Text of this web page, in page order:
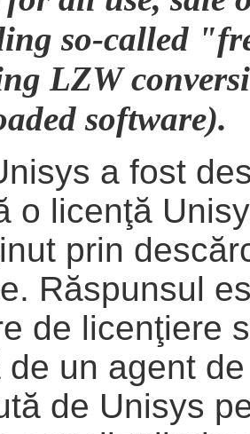
so-called
LZW
software).
a fost
o licenţă
prin
Răspunsul
de licenţiere
de un agent
de Unisys